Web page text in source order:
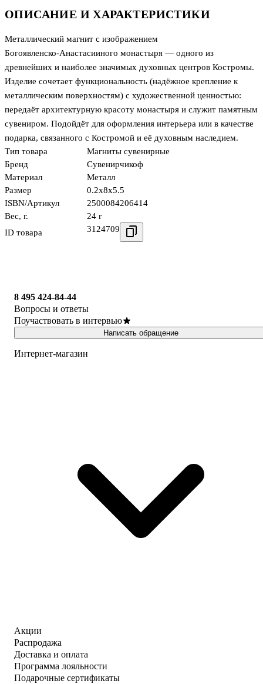
ОПИСАНИЕ И ХАРАКТЕРИСТИКИ
Металлический магнит с изображением
Богоявленско‑Анастасииного монастыря — одного из
древнейших и наиболее значимых духовных центров Костромы.
Изделие сочетает функциональность (надёжное крепление к
металлическим поверхностям) с художественной ценностью:
передаёт архитектурную красоту монастыря и служит памятным
сувениром. Подойдёт для оформления интерьера или в качестве
подарка, связанного с Костромой и её духовным наследием.
Тип товара
Магниты сувенирные
Бренд
Сувенирчикоф
Материал
Металл
Размер
0.2x8x5.5
ISBN/Артикул
2500084206414
Вес, г.
24 г
ID товара
3124709
8 495 424-84-44
Вопросы и ответы
Поучаствовать в интервью
Написать обращение
Интернет-магазин
Акции
Распродажа
Доставка и оплата
Программа лояльности
Подарочные сертификаты